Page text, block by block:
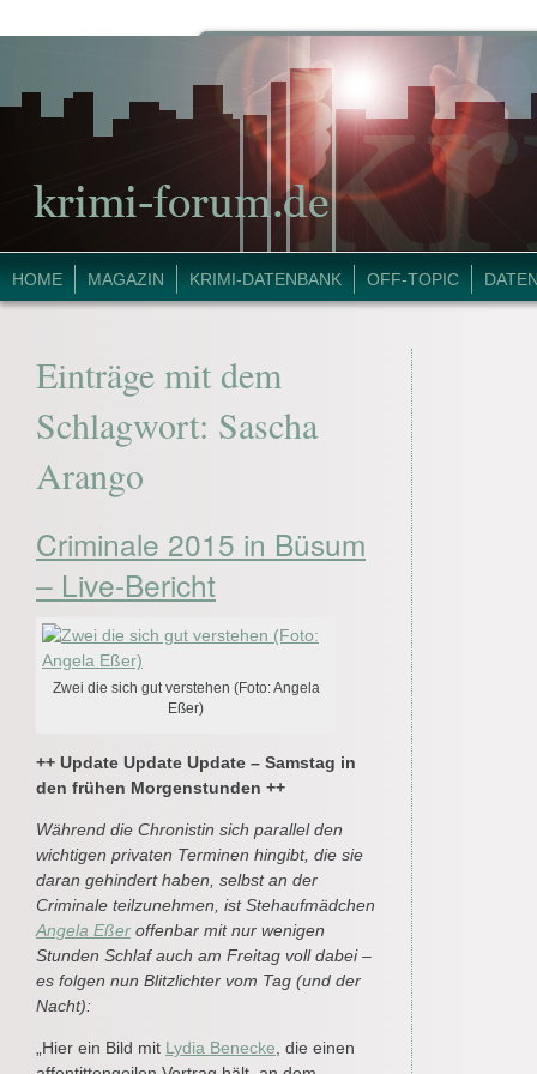
HOME MAGAZIN KRIMI-DATENBANK OFF-TOPIC
Einträge mit dem
Schlagwort: Sascha
Arango
Criminale 2015 in Büsum
– Live-Bericht
Zwei die sich gut verstehen (Foto: Angela
Eßer)
++ Update Update Update – Samstag in
den frühen Morgenstunden ++
Während die Chronistin sich parallel den
wichtigen privaten Terminen hingibt, die sie
daran gehindert haben, selbst an der
Criminale teilzunehmen, ist Stehaufmädchen
Angela Eßer offenbar mit nur wenigen
Stunden Schlaf auch am Freitag voll dabei –
es folgen nun Blitzlichter vom Tag (und der
Nacht):
„Hier ein Bild mit Lydia Benecke , die einen